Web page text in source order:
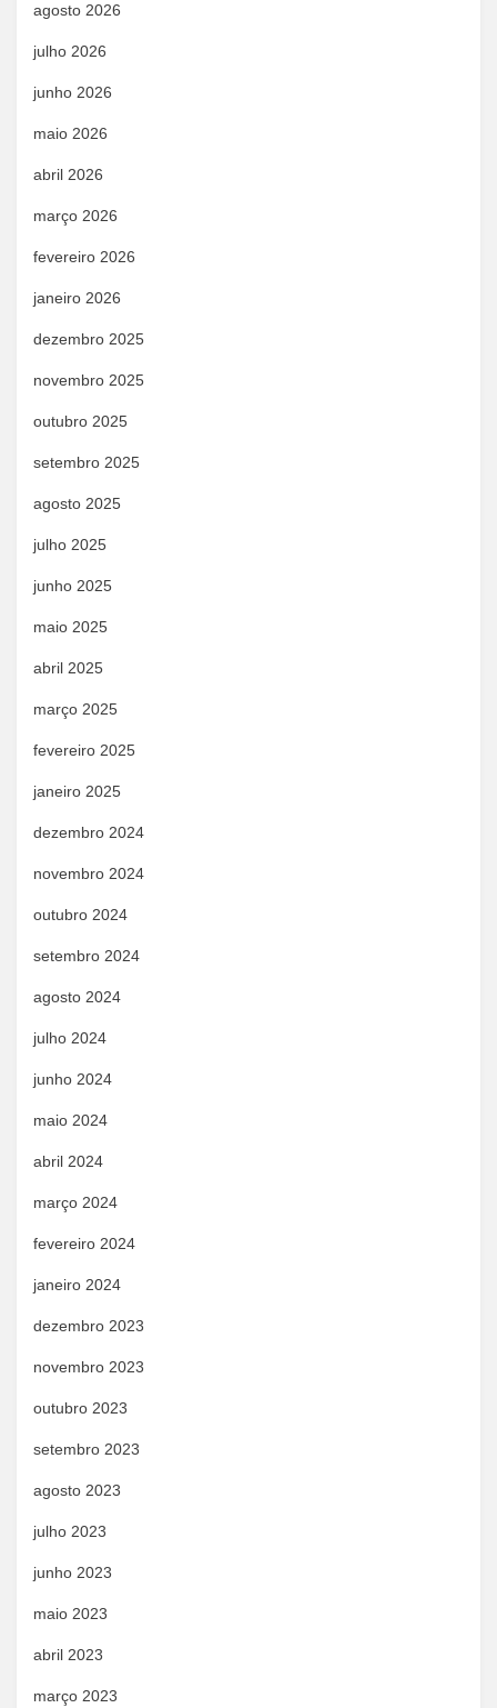
agosto 2026
julho 2026
junho 2026
maio 2026
abril 2026
março 2026
fevereiro 2026
janeiro 2026
dezembro 2025
novembro 2025
outubro 2025
setembro 2025
agosto 2025
julho 2025
junho 2025
maio 2025
abril 2025
março 2025
fevereiro 2025
janeiro 2025
dezembro 2024
novembro 2024
outubro 2024
setembro 2024
agosto 2024
julho 2024
junho 2024
maio 2024
abril 2024
março 2024
fevereiro 2024
janeiro 2024
dezembro 2023
novembro 2023
outubro 2023
setembro 2023
agosto 2023
julho 2023
junho 2023
maio 2023
abril 2023
março 2023